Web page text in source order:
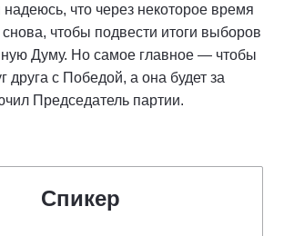
надеюсь, что через некоторое время
чтобы подвести итоги выборов
Думу. Но самое главное — чтобы
друга с Победой, а она будет за
Председатель партии.
Спикер